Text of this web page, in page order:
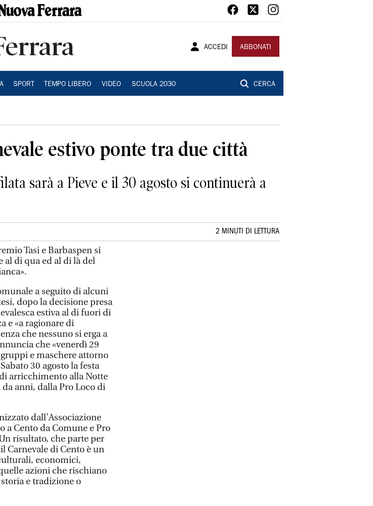
ACCEDI ABBONATI
SPORT TEMPO LIBERO VIDEO SCUOLA 2030 CERCA
estivo ponte tra due città
sarà a Pieve e il 30 agosto si continuerà a
2 MINUTI DI LETTURA
Tasi e Barbaspen si
al di qua ed al di là del
a seguito di alcuni
dopo la decisione presa
estiva al di fuori di
e «a ragionare di
che nessuno si erga a
che «venerdì 29
e maschere attorno
30 agosto la festa
arricchimento alla Notte
anni, dalla Pro Loco di
dall’Associazione
a Cento da Comune e Pro
risultato, che parte per
Carnevale di Cento è un
economici,
azioni che rischiano
e tradizione o